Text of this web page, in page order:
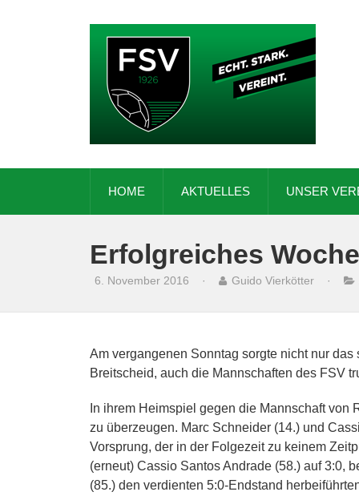
HOME AKTUELLES UNSER
Erfolgreiches
6. November 2016 · Guido Vierkötter ·
Am vergangenen Sonntag sorgte nicht nur
Breitscheid, auch die Mannschaften des FSV
In ihrem Heimspiel gegen die Mannschaft von
zu überzeugen. Marc Schneider (14.) und
Vorsprung, der in der Folgezeit zu keinem
(erneut) Cassio Santos Andrade (58.) auf 3:0,
(85.) den verdienten 5:0-Endstand